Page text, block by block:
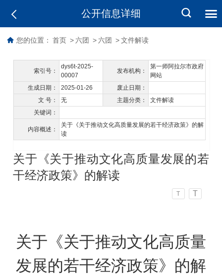
公开信息详细
您的位置： 首页 > 六团 > 六团 > 文件解读
索引号：
dys6t-2025-
00007
发布机构：
第一师阿拉尔市政府
网站
生成日期：
2025-01-26
废止日期：
文 号：
无 主题分类：
文件解读
关键词：
内容概述：
关于《关于推动文化高质量发展的若干经济政策》的解
读
关于《关于推动文化高质量发展的若
干经济政策》的解读
T T
关于《关于推动文化高质量
发展的若干经济政策》的解